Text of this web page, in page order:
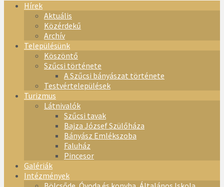
Hírek
Aktuális
Közérdekű
Archív
Településünk
Köszöntő
Szűcsi története
A Szűcsi bányászat története
Testvértelepülések
Turizmus
Látnivalók
Szűcsi tavak
Bajza József Szülőháza
Bányász Emlékszoba
Faluház
Pincesor
Galériák
Intézmények